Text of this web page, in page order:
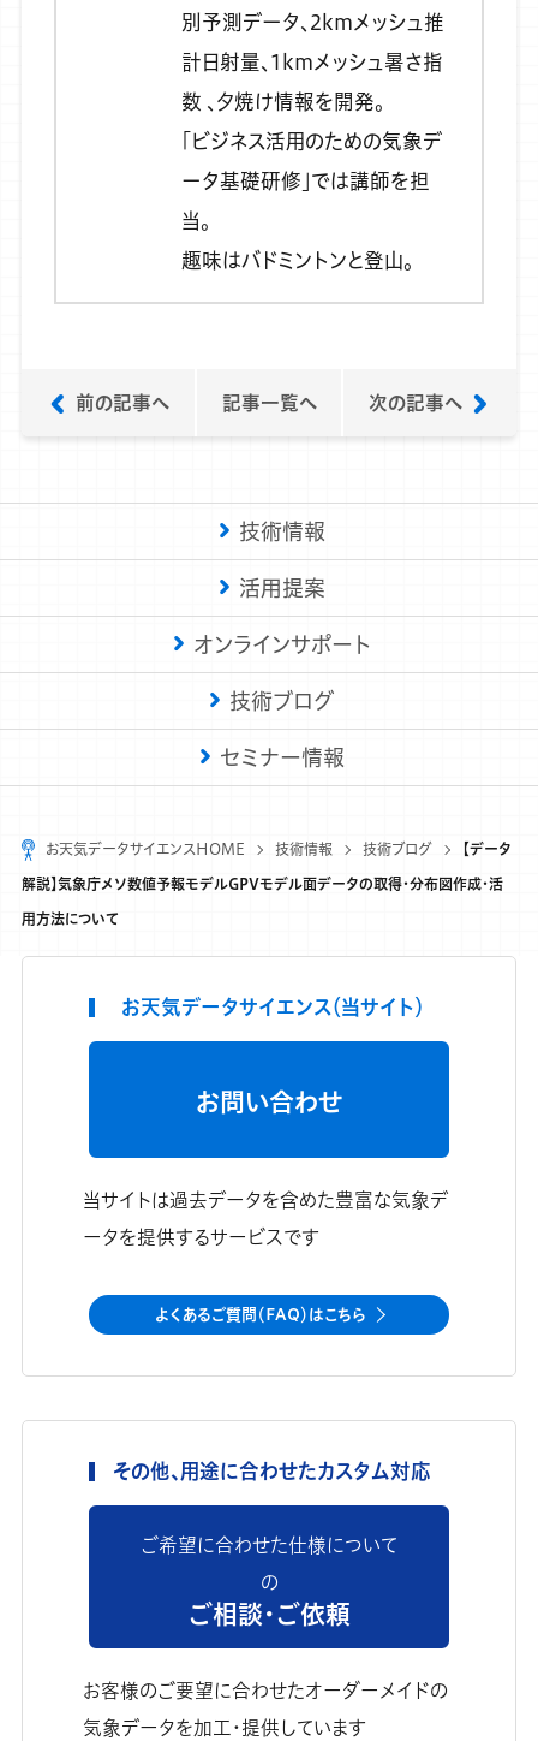
別予測データ、2kmメッシュ推
計日射量、1kmメッシュ暑さ指
数 、夕焼け情報を開発。
「ビジネス活用のための気象デ
ータ基礎研修」では講師を担
当。
趣味はバドミントンと登山。
前の記事へ 記事一覧へ 次の記事へ
技術情報
活用提案
オンラインサポート
技術ブログ
セミナー情報
お天気データサイエンスHOME 技術情報 技術ブログ
【データ
解説】気象庁メソ数値予報モデルGPVモデル面データの取得・分布図作成・活
用方法について
お天気データサイエンス（当サイト）
お問い合わせ
当サイトは過去データを含めた豊富な気象デ
ータを提供するサービスです
よくあるご質問（FAQ）はこちら
その他、用途に合わせたカスタム対応
ご希望に合わせた仕様について
の
ご相談・ご依頼
お客様のご要望に合わせたオーダーメイドの
気象データを加工・提供しています